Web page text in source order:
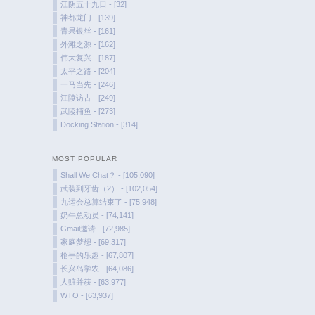
江阴五十九日 - [32]
神都龙门 - [139]
青果银丝 - [161]
外滩之源 - [162]
伟大复兴 - [187]
太平之路 - [204]
一马当先 - [246]
江陵访古 - [249]
武陵捕鱼 - [273]
Docking Station - [314]
MOST POPULAR
Shall We Chat？ - [105,090]
武装到牙齿（2） - [102,054]
九运会总算结束了 - [75,948]
奶牛总动员 - [74,141]
Gmail邀请 - [72,985]
家庭梦想 - [69,317]
枪手的乐趣 - [67,807]
长兴岛学农 - [64,086]
人赃并获 - [63,977]
WTO - [63,937]